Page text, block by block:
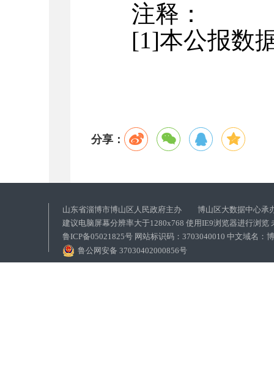
注释：
[1]本公报数
分享：
山东省淄博市博山区人民政府主办 博山区大数据中心承
建议电脑屏幕分辨率大于1280x768 使用IE9浏览器进行浏览
鲁ICP备05021825号 网站标识码：3703040010 中文域名：
鲁公网安备 37030402000856号